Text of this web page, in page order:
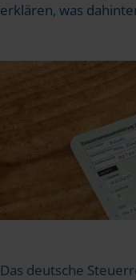
erklären, was
Das deutsche